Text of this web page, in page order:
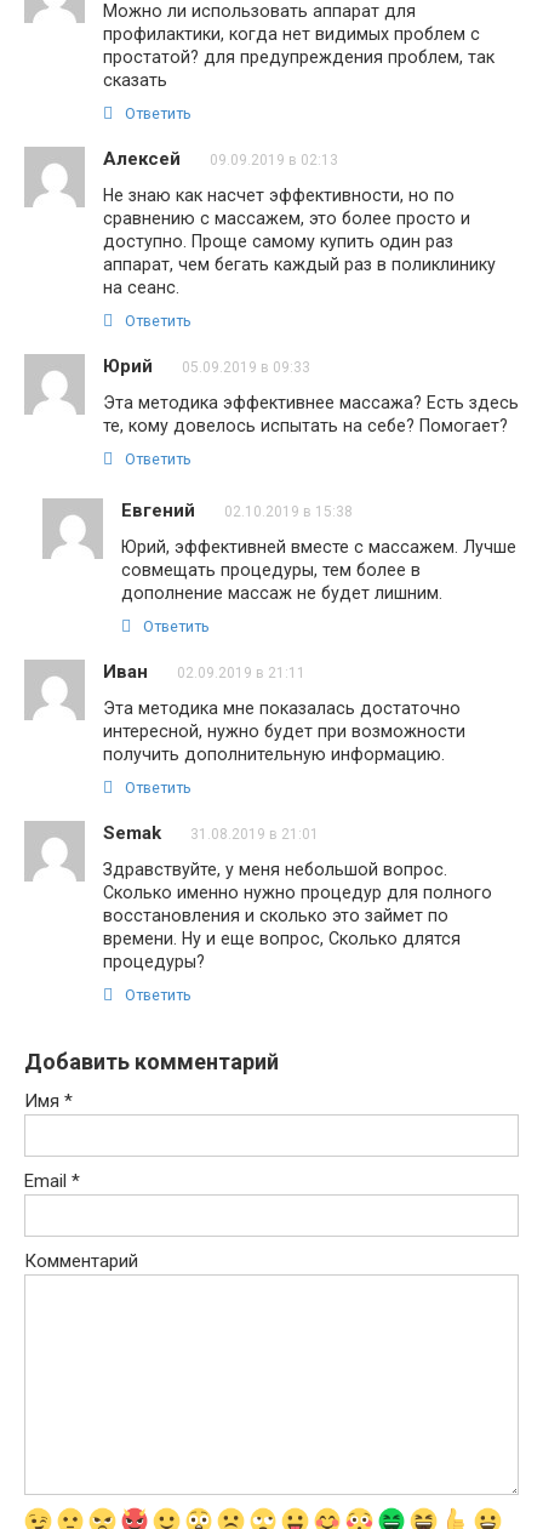
Можно ли использовать аппарат для
профилактики, когда нет видимых проблем с
простатой? для предупреждения проблем, так
сказать
Ответить
Алексей 09.09.2019 в 02:13
Не знаю как насчет эффективности, но по
сравнению с массажем, это более просто и
доступно. Проще самому купить один раз
аппарат, чем бегать каждый раз в поликлинику
на сеанс.
Ответить
Юрий 05.09.2019 в 09:33
Эта методика эффективнее массажа? Есть здесь
те, кому довелось испытать на себе? Помогает?
Ответить
Евгений 02.10.2019 в 15:38
Юрий, эффективней вместе с массажем. Лучше
совмещать процедуры, тем более в
дополнение массаж не будет лишним.
Ответить
Иван 02.09.2019 в 21:11
Эта методика мне показалась достаточно
интересной, нужно будет при возможности
получить дополнительную информацию.
Ответить
Semak 31.08.2019 в 21:01
Здравствуйте, у меня небольшой вопрос.
Сколько именно нужно процедур для полного
восстановления и сколько это займет по
времени. Ну и еще вопрос, Сколько длятся
процедуры?
Ответить
Добавить комментарий
Имя *
Email *
Комментарий